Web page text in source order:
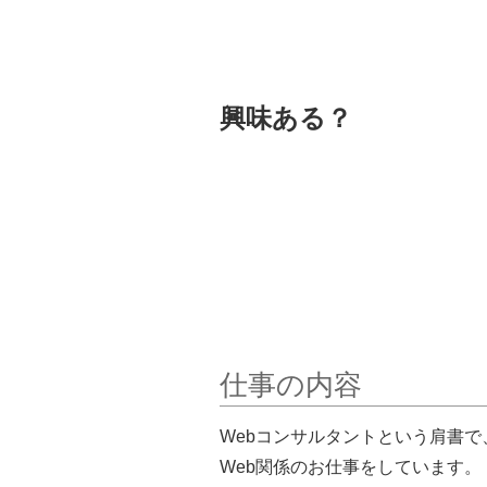
興味ある？
仕事の内容
Webコンサルタントという肩書で
Web関係のお仕事をしています。